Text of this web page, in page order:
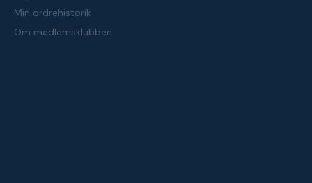
Min ordrehistorik
Om medlemsklubben